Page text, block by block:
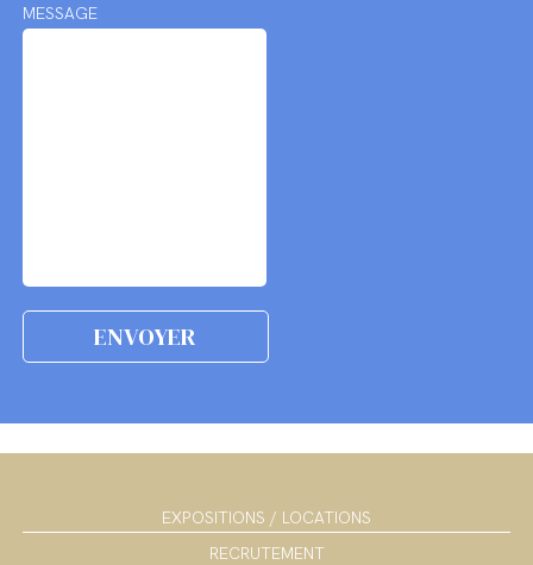
MESSAGE
EXPOSITIONS / LOCATIONS
RECRUTEMENT